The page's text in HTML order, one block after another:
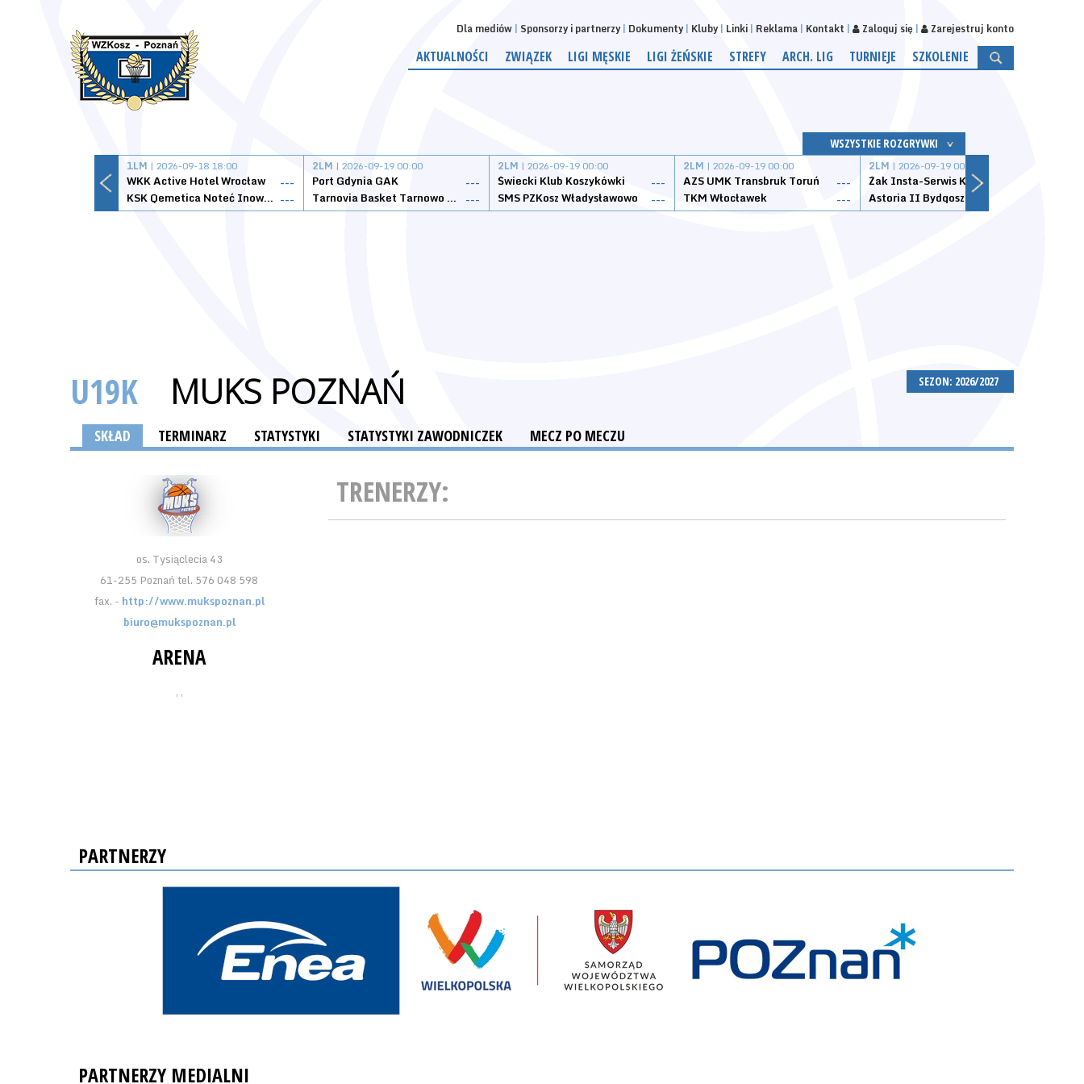
Dla mediów Sponsorzy i partnerzy Dokumenty Kluby Linki Reklama Kontakt Zaloguj się Zarejestruj konto
AKTUALNOŚCI ZWIĄZEK LIGI MĘSKIE LIGI ŻEŃSKIE STREFY ARCH. LIG TURNIEJE SZKOLENIE
WSZYSTKIE ROZGRYWKI
1LM | 2026-09-18 18:00
WKK Active Hotel Wrocław
---
KSK Qemetica Noteć Inowrocław ---
2LM | 2026-09-19 00:00
Port Gdynia GAK
---
Tarnovia Basket Tarnowo Podgórne ---
2LM | 2026-09-19 00:00
Świecki Klub Koszykówki
---
SMS PZKosz Władysławowo
---
2LM | 2026-09-19 00:00
AZS UMK Transbruk Toruń
---
TKM Włocławek
---
2LM | 2026-09-19 00:00
Żak Insta-Serwis Koszalin
Astoria II Bydgoszcz
SEZON: 2026/2027
U19K MUKS POZNAŃ
SKŁAD TERMINARZ STATYSTYKI STATYSTYKI ZAWODNICZEK MECZ PO MECZU
os. Tysiąclecia 43
61-255 Poznań tel. 576 048 598
fax. - http://www.mukspoznan.pl
biuro@mukspoznan.pl
ARENA
, ,
TRENERZY:
PARTNERZY
PARTNERZY MEDIALNI